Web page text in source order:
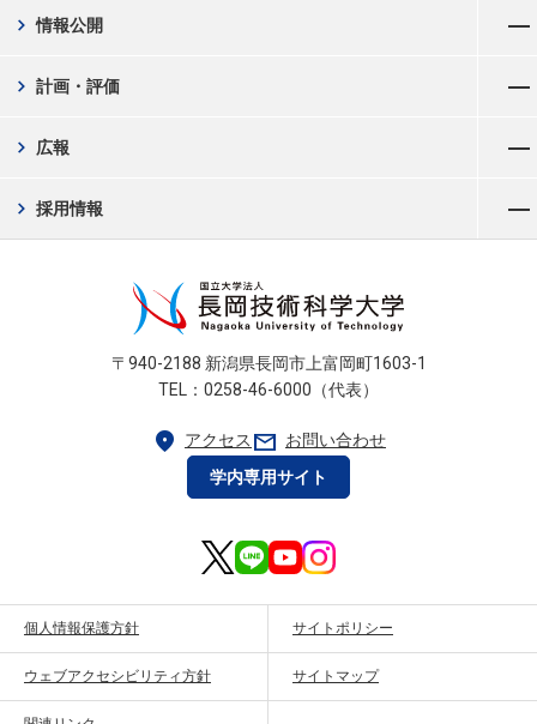
情報公開
chevron_right
計画・評価
chevron_right
広報
chevron_right
採用情報
chevron_right
〒940-2188 新潟県長岡市上富岡町1603-1
TEL：0258-46-6000（代表）
location_on アクセス mail お問い合わせ
学内専用サイト
個人情報保護方針 サイトポリシー
ウェブアクセシビリティ方針 サイトマップ